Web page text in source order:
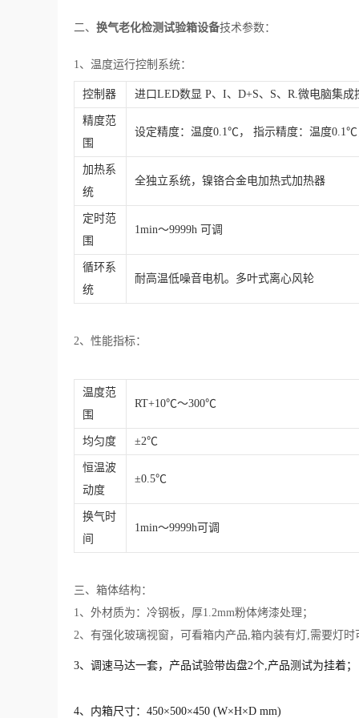
二、 换气老化检测试验箱设备技术参数：
1、温度运行控制系统：
控制器 进口LED数显 P、I、D+S、S、R.微电脑集成
精度范
围
设定精度：温度0.1℃， 指示精度：温度
加热系
统
全独立系统，镍铬合金电加热式加热器
定时范
围
1min～9999h 可调
循环系
统
耐高温低噪音电机。多叶式离心风轮
2、性能指标：
温度范
围
RT+10℃～300℃
均匀度 ±2℃
恒温波
动度
±0.5℃
换气时
间
1min～9999h可调
三、箱体结构：
1、外材质为：冷钢板，厚1.2mm粉体烤漆处理；
2、有强化玻璃视窗，可看箱内产品,箱内装有灯,需要灯时
3、调速马达一套，产品试验带齿盘2个,产品测试为挂着；
4、内箱尺寸：450×500×450 (W×H×D mm)